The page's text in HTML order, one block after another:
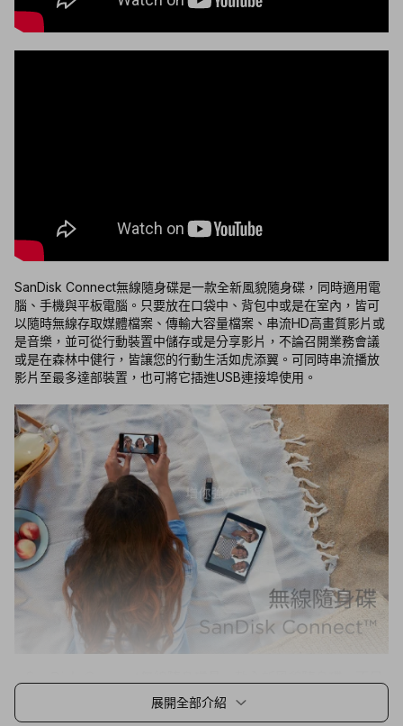
展開全部介紹
SanDisk Connect無線隨身碟是一款全新風貌隨身碟，同時適用電
腦、手機與平板電腦。只要放在口袋中、背包中或是在室內，皆可
以隨時無線存取媒體檔案、傳輸大容量檔案、串流HD高畫質影片或
是音樂，並可從行動裝置中儲存或是分享影片，不論召開業務會議
或是在森林中健行，皆讓您的行動生活如虎添翼。可同時串流播放
影片至最多達部裝置，也可將它插進USB連接埠使用。